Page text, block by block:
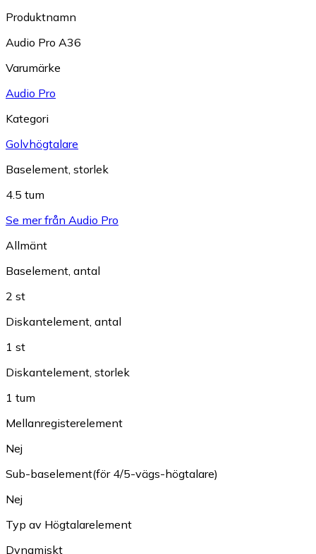
Produktnamn
Audio Pro A36
Varumärke
Audio Pro
Kategori
Golvhögtalare
Baselement, storlek
4.5 tum
Se mer från Audio Pro
Allmänt
Baselement, antal
2 st
Diskantelement, antal
1 st
Diskantelement, storlek
1 tum
Mellanregisterelement
Nej
Sub-baselement(för 4/5-vägs-högtalare)
Nej
Typ av Högtalarelement
Dynamiskt